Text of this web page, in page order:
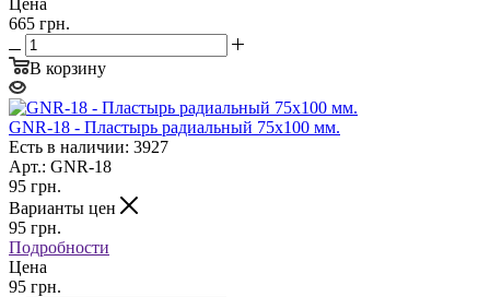
665 грн.
В корзину
GNR-18 - Пластырь радиальный 75х100 мм.
Есть в наличии: 3927
Арт.: GNR-18
95 грн.
Варианты цен
95 грн.
Подробности
Цена
95 грн.